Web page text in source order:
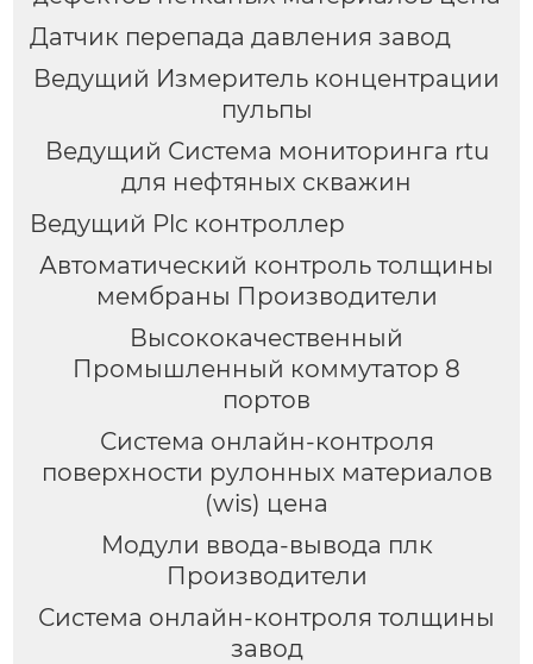
Датчик перепада давления завод
Ведущий Измеритель концентрации
пульпы
Ведущий Система мониторинга rtu
для нефтяных скважин
Ведущий Plc контроллер
Автоматический контроль толщины
мембраны Производители
Высококачественный
Промышленный коммутатор 8
портов
Система онлайн-контроля
поверхности рулонных материалов
(wis) цена
Модули ввода-вывода плк
Производители
Система онлайн-контроля толщины
завод